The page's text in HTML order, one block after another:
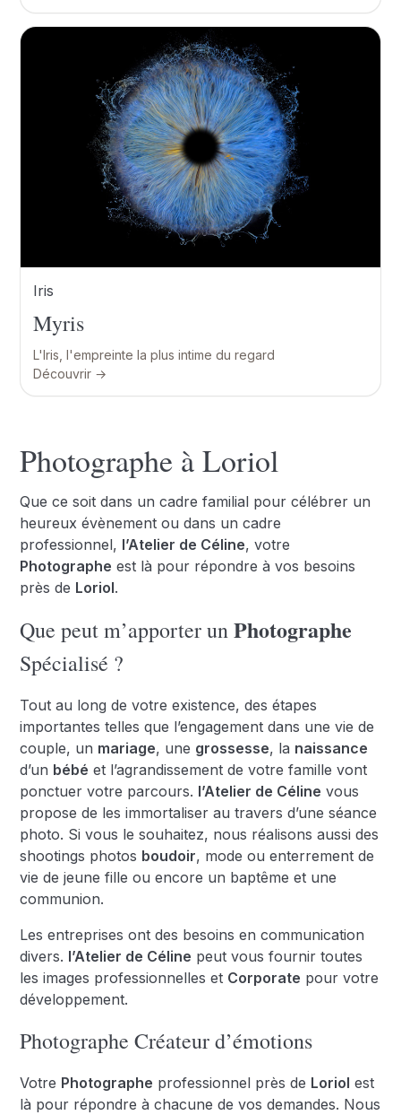
Iris
Myris
L'Iris, l'empreinte la plus intime du regard
Découvrir →
Photographe à Loriol
Que ce soit dans un cadre familial pour célébrer un
heureux évènement ou dans un cadre
professionnel, l’Atelier de Céline, votre
Photographe est là pour répondre à vos besoins
près de Loriol.
Que peut m’apporter unPhotographe
Spécialisé ?
Tout au long de votre existence, des étapes
importantes telles que l’engagement dans une vie de
couple, un mariage, une grossesse, la naissance
d’un bébé et l’agrandissement de votre famille vont
ponctuer votre parcours. l’Atelier de Céline vous
propose de les immortaliser au travers d’une séance
photo. Si vous le souhaitez, nous réalisons aussi des
shootings photos boudoir, mode ou enterrement de
vie de jeune fille ou encore un baptême et une
communion.
Les entreprises ont des besoins en communication
divers. l’Atelier de Céline peut vous fournir toutes
les images professionnelles et Corporate pour votre
développement.
Photographe Créateur d’émotions
Votre Photographe professionnel près de Loriol est
là pour répondre à chacune de vos demandes. Nous